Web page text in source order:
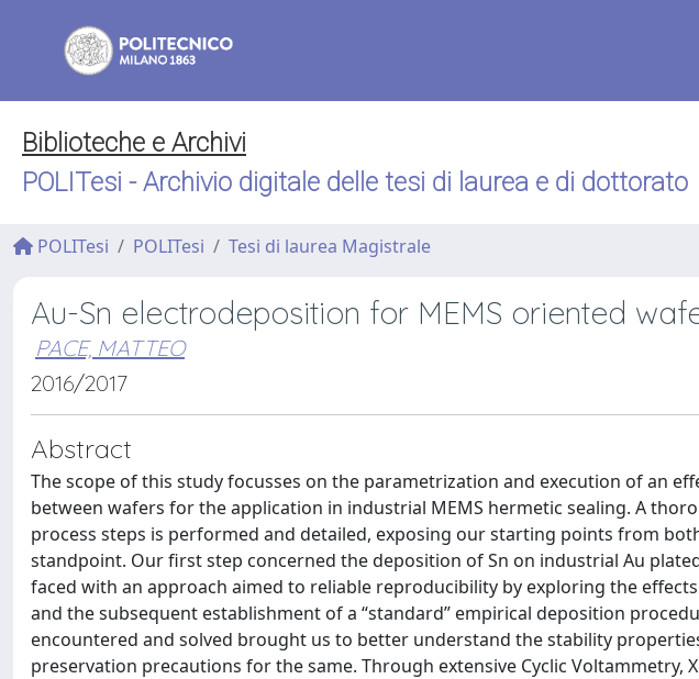
Biblioteche e Archivi
POLITesi - Archivio digitale delle tesi di laurea e di dottorato
POLITesi POLITesi Tesi di laurea Magistrale
Au-Sn electrodeposition for MEMS oriented
PACE, MATTEO
2016/2017
Abstract
The scope of this study focusses on the parametrization and execution of an
between wafers for the application in industrial MEMS hermetic sealing. A
process steps is performed and detailed, exposing our starting points from
standpoint. Our first step concerned the deposition of Sn on industrial Au
faced with an approach aimed to reliable reproducibility by exploring the
and the subsequent establishment of a “standard” empirical deposition
encountered and solved brought us to better understand the stability
preservation precautions for the same. Through extensive Cyclic Voltammetry,